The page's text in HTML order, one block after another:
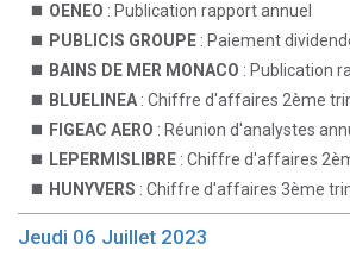
OENEO : Publication rapport annuel
PUBLICIS GROUPE : Paiement
BAINS DE MER MONACO : Publication
BLUELINEA : Chiffre d'affaires 2ème
FIGEAC AERO : Réunion d'analystes
LEPERMISLIBRE : Chiffre d'affaires
HUNYVERS : Chiffre d'affaires 3ème
Jeudi 06 Juillet 2023